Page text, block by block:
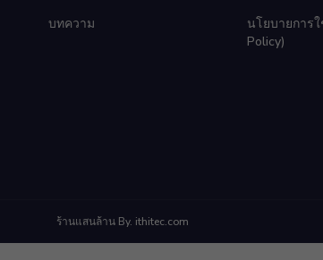
บทความ
นโยบายการ
Policy)
ร้านแสนล้าน By. ithitec.com